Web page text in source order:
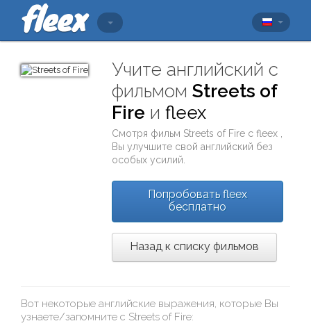
Учите английский с
фильмомStreets of
Fire иfleex
Смотря фильм Streets of Fire сfleex
Вы улучшите свой английский без
особых усилий.
Попробовать fleex
бесплатно
Назад к списку фильмов
Вот некоторые английские выражения, которые Вы
узнаете/запомните с Streets of Fire: